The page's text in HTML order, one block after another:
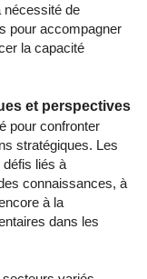
nécessité de
pour accompagner
la capacité
et perspectives
pour confronter
stratégiques. Les
défis liés à
connaissances, à
à la
dans les